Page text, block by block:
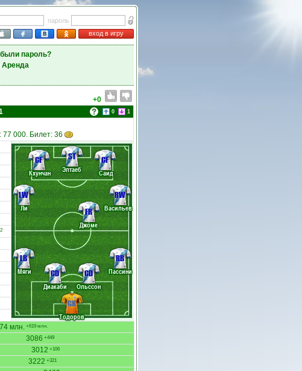
пароль
вход в игру
пароль?
Аренда
+0
0 1
77 000. Билет: 36
Тодоров
Мяги
Диакаби
Ольссон
Пассини
Ли
Джоме
Васильев
Кхунчан Саид
Элтаеб
GK
LB
CD
CD
RB
LW
FR
RW
CF CF
ST
2
млн. +619 млн.
3086 +449
3012 +106
3222 +321